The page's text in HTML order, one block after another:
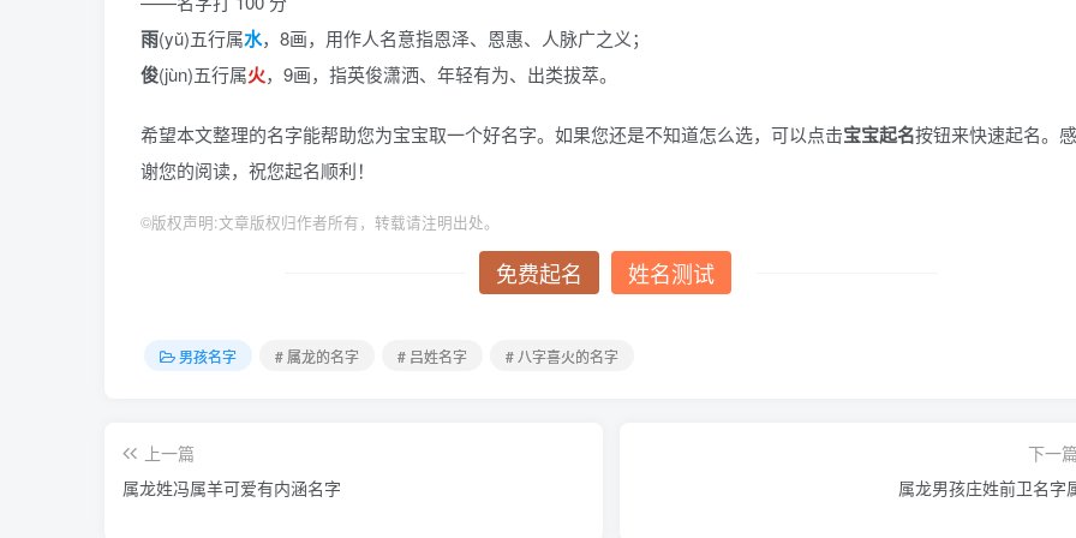
雨(yǔ)五行属水，8画，用作人名意指恩泽、恩惠、人脉广之义；
俊(jùn)五行属火，9画，指英俊潇洒、年轻有为、出类拔萃。
希望本文整理的名字能帮助您为宝宝取一个好名字。如果您还是不知道怎么选，可以点击宝宝起名按钮来快速起名。感
谢您的阅读，祝您起名顺利！
©版权声明:文章版权归作者所有，转载请注明出处。
免费起名 姓名测试
男孩名字 # 属龙的名字 # 吕姓名字 # 八字喜火的名字
上一篇
属龙姓冯属羊可爱有内涵名字
下一篇
属龙男孩庄姓前卫名字